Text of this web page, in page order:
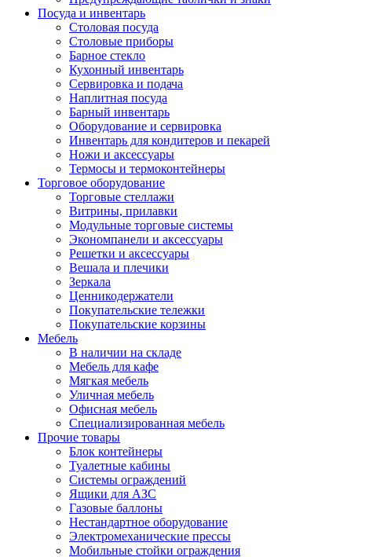
Посуда и инвентарь
Столовая посуда
Столовые приборы
Барное стекло
Кухонный инвентарь
Сервировка и подача
Наплитная посуда
Барный инвентарь
Оборудование и сервировка
Инвентарь для кондитеров и пекарей
Ножи и аксессуары
Термосы и термоконтейнеры
Торговое оборудование
Торговые стеллажи
Витрины, прилавки
Модульные торговые системы
Экономпанели и аксессуары
Решетки и аксессуары
Вешала и плечики
Зеркала
Ценникодержатели
Покупательские тележки
Покупательские корзины
Мебель
В наличии на складе
Мебель для кафе
Мягкая мебель
Уличная мебель
Офисная мебель
Специализированная мебель
Прочие товары
Блок контейнеры
Туалетные кабины
Системы ограждений
Ящики для АЗС
Газовые баллоны
Нестандартное оборудование
Электромеханические прессы
Мобильные стойки ограждения